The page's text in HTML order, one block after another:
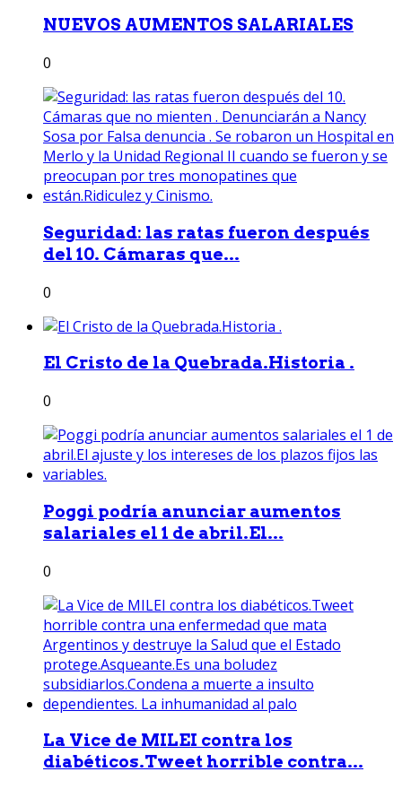
NUEVOS AUMENTOS SALARIALES
0
Seguridad: las ratas fueron después
del 10. Cámaras que...
0
El Cristo de la Quebrada.Historia .
0
Poggi podría anunciar aumentos
salariales el 1 de abril.El...
0
La Vice de MILEI contra los
diabéticos.Tweet horrible contra...